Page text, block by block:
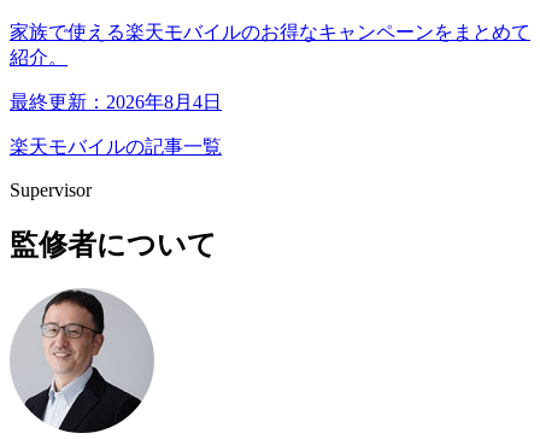
家族で使える楽天モバイルのお得なキャンペーンをまとめて
紹介。
最終更新：2026年8月4日
楽天モバイルの記事一覧
Supervisor
監修者について